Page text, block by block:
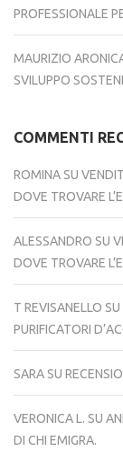
PROFESSIONALE
MAURIZIO
SVILUPPO
COMMENTI
ROMINA SU
DOVE TROVARE
ALESSANDRO SU
DOVE TROVARE
T REVISANELLO SU
PURIFICATORI
SARA SU
VERONICA L. SU
DI CHI EMIGRA.